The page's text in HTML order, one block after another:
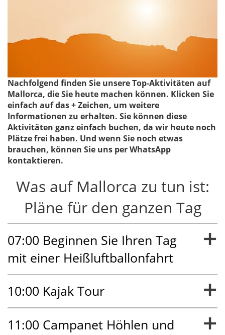
Nachfolgend finden Sie unsere Top-Aktivitäten auf
Mallorca, die Sie heute machen können. Klicken Sie
einfach auf das + Zeichen, um weitere
Informationen zu erhalten. Sie können diese
Aktivitäten ganz einfach buchen, da wir heute noch
Plätze frei haben. Und wenn Sie noch etwas
brauchen, können Sie uns per WhatsApp
kontaktieren.
Was auf Mallorca zu tun ist:
Pläne für den ganzen Tag
07:00 Beginnen Sie Ihren Tag
mit einer Heißluftballonfahrt
unternehmen können, ist,
Ballonfahrt zu beginnen, um den Sonnenaufgang
Ballon geflogen sind, versichern wir Ihnen, dass Sie dies
10:00 Kajak Tour
Mallorca. Es ist eine Aktivität im Wasser, bei der Sie
11:00 Campanet Höhlen und